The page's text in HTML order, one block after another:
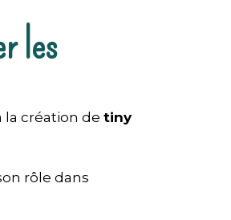
les
la création de tiny
rôle dans